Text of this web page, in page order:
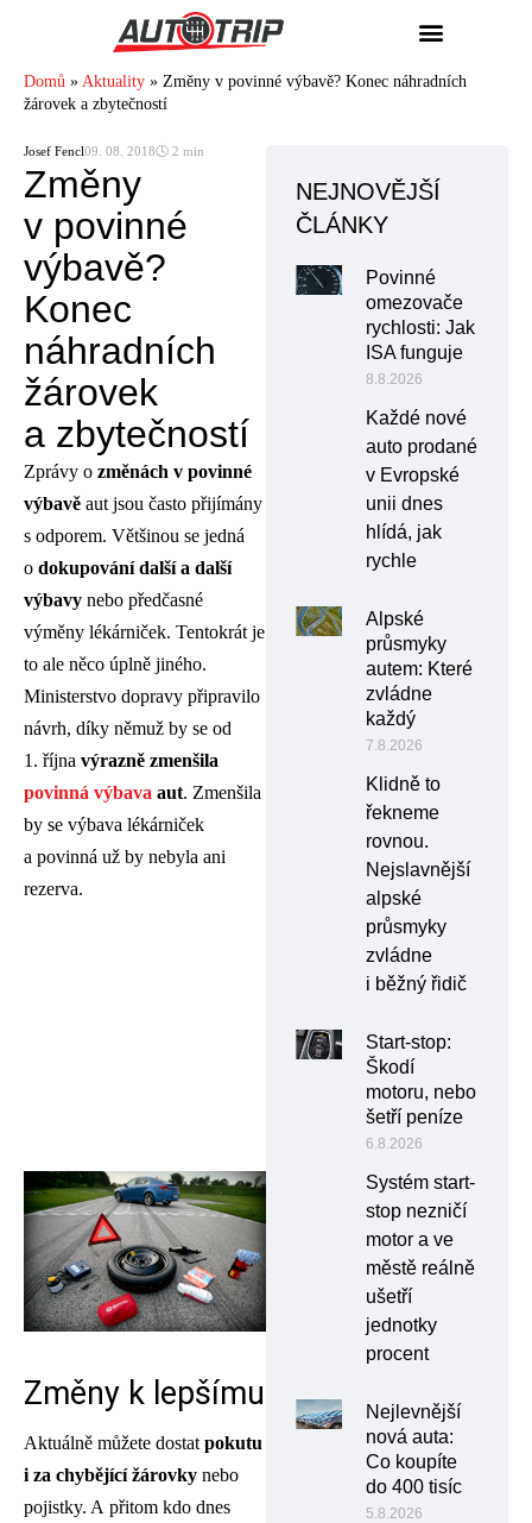
Domů » Aktuality » Změny v povinné výbavě? Konec náhradních
žárovek a zbytečností
Josef Fencl09. 08. 2018🕓 2 min
Změny
v povinné
výbavě?
Konec
náhradních
žárovek
a zbytečností
Zprávy o změnách v povinné
výbavě aut jsou často přijímány
s odporem. Většinou se jedná
o dokupování další a další
výbavy nebo předčasné
výměny lékárniček. Tentokrát je
to ale něco úplně jiného.
Ministerstvo dopravy připravilo
návrh, díky němuž by se od
1. října výrazně zmenšila
povinná výbava aut. Zmenšila
by se výbava lékárniček
a povinná už by nebyla ani
rezerva.
Změny k lepšímu
Aktuálně můžete dostat pokutu
i za chybějící žárovky nebo
pojistky. A přitom kdo dnes
NEJNOVĚJŠÍ
ČLÁNKY
Povinné
omezovače
rychlosti: Jak
ISA funguje
8.8.2026
Každé nové
auto prodané
v Evropské
unii dnes
hlídá, jak
rychle
Alpské
průsmyky
autem: Které
zvládne
každý
7.8.2026
Klidně to
řekneme
rovnou.
Nejslavnější
alpské
průsmyky
zvládne
i běžný řidič
Start-stop:
Škodí
motoru, nebo
šetří peníze
6.8.2026
Systém start-
stop nezničí
motor a ve
městě reálně
ušetří
jednotky
procent
Nejlevnější
nová auta:
Co koupíte
do 400 tisíc
5.8.2026